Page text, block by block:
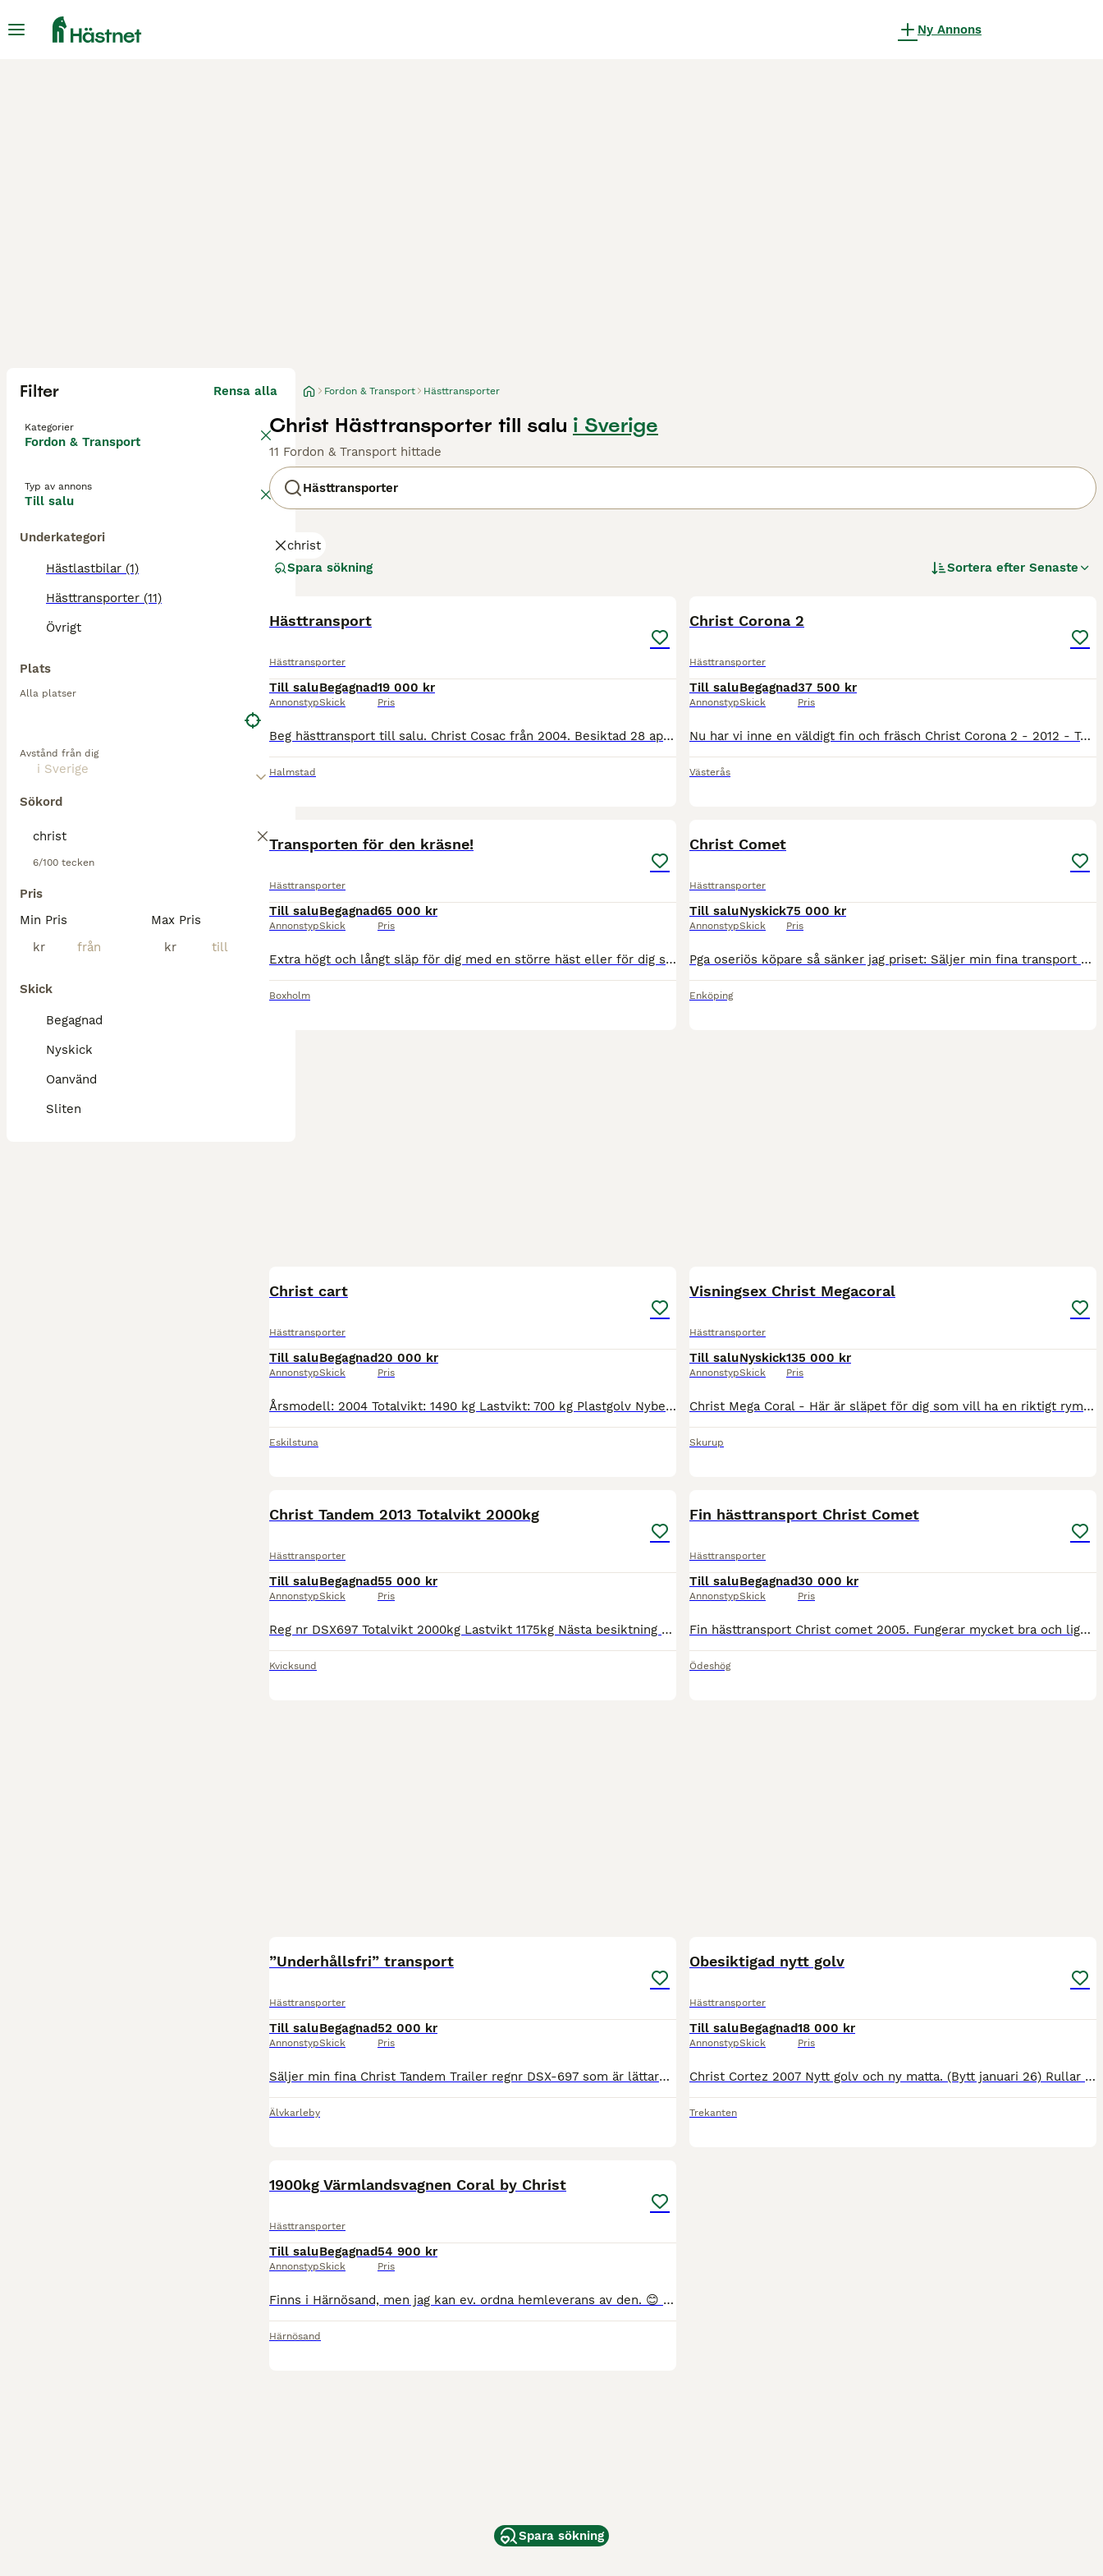
Ny Annons
Filter Rensa alla
Kategorier
Fordon & Transport
Typ av annons
Till salu
Underkategori
Hästlastbilar (1)
Hästtransporter (11)
Övrigt
Plats
Alla platser
Avstånd från dig
Sökord
6/100 tecken
Pris
Min Pris
kr
Max Pris
kr
Skick
Begagnad
Nyskick
Oanvänd
Sliten
Fordon & Transport Hästtransporter
Christ Hästtransporter till salu i Sverige
11 Fordon & Transport hittade
Hästtransporter
christ
Spara sökning
Sortera efter Senaste
Hästtransport
Hästtransporter
Till salu
Annonstyp
Begagnad
Skick
19 000 kr
Pris
Beg hästtransport till salu. Christ Cosac från 2004. Besiktad 28 april 2026. nya däck på bakaxeln, har allround däck. Nytt golv 2026.
Halmstad
Christ Corona 2
Hästtransporter
Till salu
Annonstyp
Begagnad
Skick
37 500 kr
Pris
Nu har vi inne en väldigt fin och fräsch Christ Corona 2 - 2012 - Totalvikt 1300kg - Lastvikt 475kg - Levereras nybesiktad - Ny bytt golv ( LPDE plastgolv ) - Sadelkammare - Öppningsbara sidofönste
Västerås
Transporten för den kräsne!
Hästtransporter
Till salu
Annonstyp
Begagnad
Skick
65 000 kr
Pris
Extra högt och långt släp för dig med en större häst eller för dig som bara vill ha ett lyxsläp. Aluminium golv. Öppningsbara fönster, krubba framtill, sadelkammare. Har allt ett släp kan önska. Årsmo
Boxholm
Christ Comet
Hästtransporter
Till salu
Annonstyp
Nyskick
Skick
75 000 kr
Pris
Pga oseriös köpare så sänker jag priset: Säljer min fina transport som är lättarbetad och rullar stadigt på vägen. Släpet är tillverkat i glasfiber med aluminiumgolv. Hård överlucka med bromsljus.
Enköping
Christ cart
Hästtransporter
Till salu
Annonstyp
Begagnad
Skick
20 000 kr
Pris
Årsmodell: 2004 Totalvikt: 1490 kg Lastvikt: 700 kg Plastgolv Nybesiktigad
Eskilstuna
Visningsex Christ Megacoral
Hästtransporter
Till salu
Annonstyp
Nyskick
Skick
135 000 kr
Pris
Christ Mega Coral - Här är släpet för dig som vill ha en riktigt rymlig trailer Gott om plats mellan bommar o sadelkammare Alugolv & glasfibersidor Demovagn - ny Sadelkammare Mycket bra ventilation
Skurup
Christ Tandem 2013 Totalvikt 2000kg
Hästtransporter
Till salu
Annonstyp
Begagnad
Skick
55 000 kr
Pris
Reg nr DSX697 Totalvikt 2000kg Lastvikt 1175kg Nästa besiktning 20270531 Mycket fint och välskött släp. Liten skrapskada i hästdel på sadelkammardel • Aluminiumgolv • Aluminiumväggar • Sadelkammare
Kvicksund
Fin hästtransport Christ Comet
Hästtransporter
Till salu
Annonstyp
Begagnad
Skick
30 000 kr
Pris
Fin hästtransport Christ comet 2005. Fungerar mycket bra och ligger bra bakom bilen. Kamera kan följa med om man vill. Sommardäck och vinterdäck med dubb följer med. Sadelkammare finns. Nästa besi
Ödeshög
”Underhållsfri” transport
Hästtransporter
Till salu
Annonstyp
Begagnad
Skick
52 000 kr
Pris
Säljer min fina Christ Tandem Trailer regnr DSX-697 som är lättarbetad och rullar stadigt på vägen. Släpet är tillverkat i glasfiber och aluminium, med aluminiumgolv. Hård överlucka. Sparkskydd. Öppni
Älvkarleby
Obesiktigad nytt golv
Hästtransporter
Till salu
Annonstyp
Begagnad
Skick
18 000 kr
Pris
Christ Cortez 2007 Nytt golv och ny matta. (Bytt januari 26) Rullar fint men obesiktigad
Trekanten
1900kg Värmlandsvagnen Coral by Christ
Hästtransporter
Till salu
Annonstyp
Begagnad
Skick
54 900 kr
Pris
Finns i Härnösand, men jag kan ev. ordna hemleverans av den. 😊 54900, kontanter eller Swish. Kan reserveras/tingas. Välkommen att höra av dig! :) * Totalvikt 1900kg-Tjänstevikt 920kg=980kg lastvikt!
Härnösand
Spara sökning